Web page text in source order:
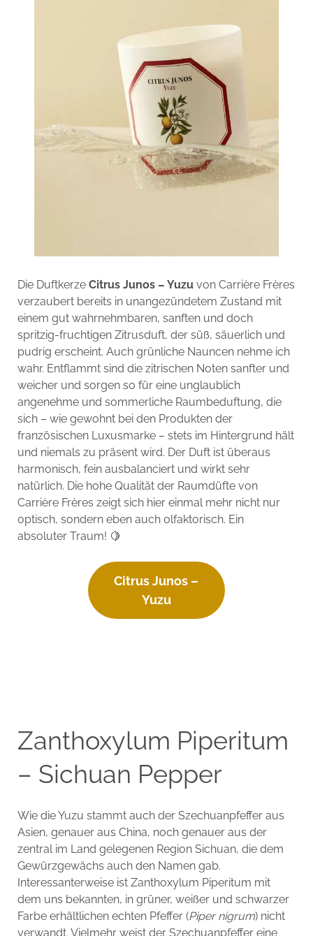
Die Duftkerze Citrus Junos – Yuzuvon Carrière Frères
verzaubert bereits in unangezündetem Zustand mit
einem gut wahrnehmbaren, sanften und doch
spritzig-fruchtigen Zitrusduft, der süß, säuerlich und
pudrig erscheint. Auch grünliche Nauncen nehme ich
wahr. Entflammt sind die zitrischen Noten sanfter und
weicher und sorgen so für eine unglaublich
angenehme und sommerliche Raumbeduftung, die
sich – wie gewohnt bei den Produkten der
französischen Luxusmarke – stets im Hintergrund hält
und niemals zu präsent wird. Der Duft ist überaus
harmonisch, fein ausbalanciert und wirkt sehr
natürlich. Die hohe Qualität der Raumdüfte von
Carrière Frères zeigt sich hier einmal mehr nicht nur
optisch, sondern eben auch olfaktorisch. Ein
absoluter Traum! 🍋
Citrus Junos –
Yuzu
Zanthoxylum Piperitum
– Sichuan Pepper
Wie die Yuzu stammt auch der Szechuanpfeffer aus
Asien, genauer aus China, noch genauer aus der
zentral im Land gelegenen Region Sichuan, die dem
Gewürzgewächs auch den Namen gab.
Interessanterweise ist Zanthoxylum Piperitum mit
dem uns bekannten, in grüner, weißer und schwarzer
Farbe erhältlichen echten Pfeffer (Piper nigrum) nicht
verwandt. Vielmehr weist der Szechuanpfeffer eine